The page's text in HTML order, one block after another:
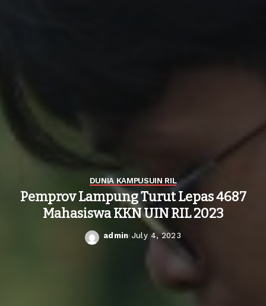
DUNIA KAMPUSUIN RIL
Pemprov Lampung Turut Lepas 4687
Mahasiswa KKN UIN RIL 2023
Posted
admin July 4, 2023